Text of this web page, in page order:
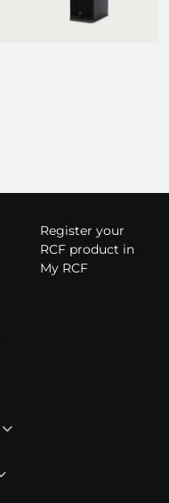
Register your
RCF product in
My RCF